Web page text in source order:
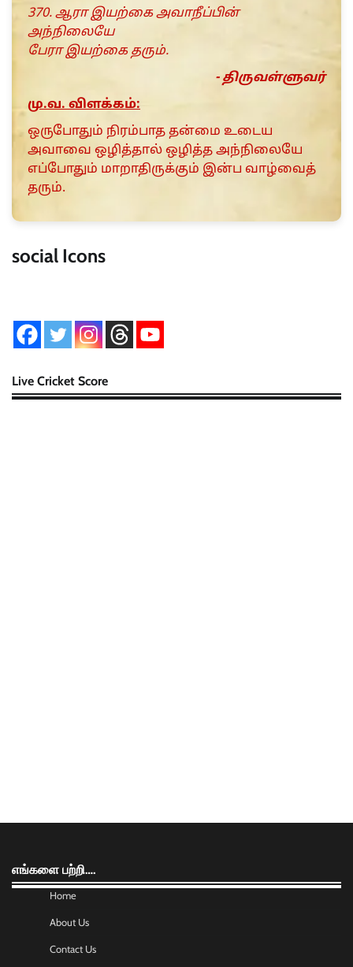
370. ஆரா இயற்கை அவாநீப்பின்
அந்நிலையே
பேரா இயற்கை தரும்.
- திருவள்ளுவர்
மு.வ. விளக்கம்:
ஒருபோதும் நிரம்பாத தன்மை உடைய
அவாவை ஒழித்தால் ஒழித்த அந்நிலையே
எப்போதும் மாறாதிருக்கும் இன்ப வாழ்வைத்
தரும்.
social Icons
Live Cricket Score
எங்களை பற்றி….
Home
About Us
Contact Us